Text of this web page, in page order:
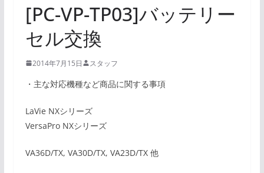
[PC-VP-TP03]バッテリー
セル交換
2014年7月15日 スタッフ
・主な対応機種など商品に関する事項
LaVie NXシリーズ
VersaPro NXシリーズ
VA36D/TX, VA30D/TX, VA23D/TX 他